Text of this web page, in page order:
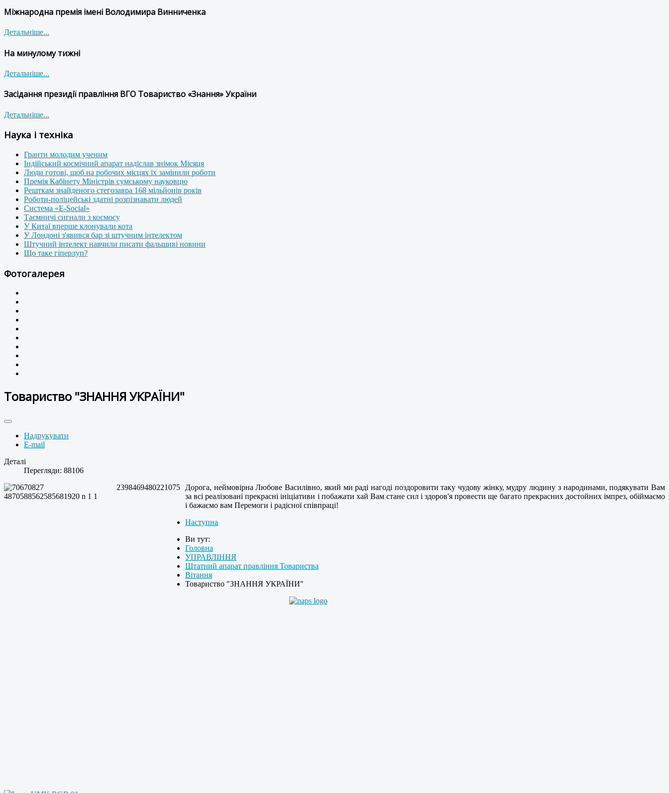
Міжнародна премія імені Володимира Винниченка
Детальніше...
На минулому тижні
Детальніше...
Засідання президії правління ВГО Товариство «Знання» України
Детальніше...
Наука і техніка
Гранти молодим ученим
Індійський космічний апарат надіслав знімок Місяця
Люди готові, щоб на робочих місцях їх замінили роботи
Премія Кабінету Міністрів сумському науковцю
Решткам знайденого стегозавра 168 мільйонів років
Роботи-поліцейські здатні розпізнавати людей
Система «E-Social»
Таємничі сигнали з космосу
У Китаї вперше клонували кота
У Лондоні з'явився бар зі штучним інтелектом
Штучний інтелект навчили писати фальшиві новини
Що таке гіперлуп?
Фотогалерея
Товариство "ЗНАННЯ УКРАЇНИ"
Надрукувати
E-mail
Деталі
Перегляди: 88106
Дорога, неймовірна Любове Василівно, який ми раді нагоді поздоровити таку чудову жінку, мудру людину з народинами, подякувати Вам
за всі реалізовані прекрасні ініціативи і побажати хай Вам стане сил і здоров'я провести ще багато прекрасних достойних імпрез, обіймаємо
і бажаємо вам Перемоги і радісної співпраці!
Наступна
Ви тут:
Головна
УПРАВЛІННЯ
Штатний апарат правління Товариства
Вітання
Товариство "ЗНАННЯ УКРАЇНИ"